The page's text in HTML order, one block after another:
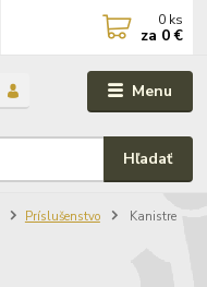
Menu
Hľadať
0 ks
za 0 €
Príslušenstvo Kanistre